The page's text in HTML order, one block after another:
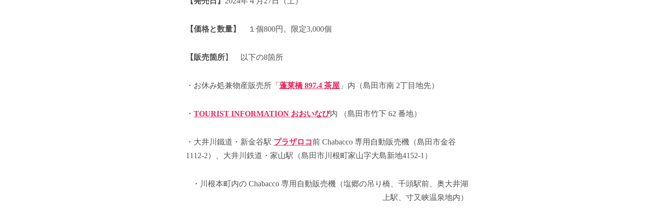
【価格と数量】 １個800円。限定3,000個
【販売箇所】 以下の8箇所
・お休み処兼物産販売所「 蓬莱橋 897.4 茶屋 」内（島田市南 2丁目地先）
・ TOURIST INFORMATION おおいなび内 （島田市竹下 62 番地）
・大井川鐵道・新金谷駅 プラザロコ前 Chabacco 専用自動販売機（島田市金谷
1112-2）、大井川鉄道・家山駅（島田市川根町家山字大島新地4152-1）
・川根本町内の Chabacco 専用自動販売機（塩郷の吊り橋、千頭駅前、奥大井湖
上駅、寸又峡温泉地内）